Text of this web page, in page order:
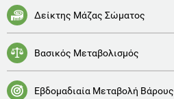
Δείκτης Μάζας Σώματος
Βασικός Μεταβολισμός
Εβδομαδιαία Μεταβολή Βάρους